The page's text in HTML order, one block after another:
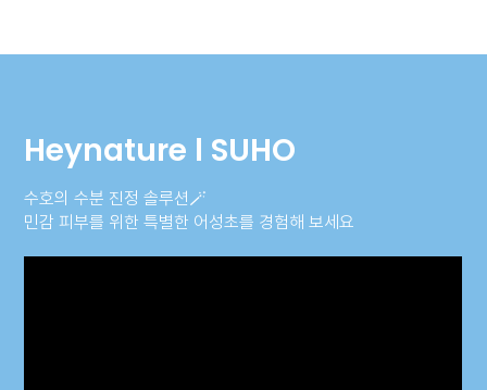
Heynature l SUHO
수호의 수분 진정 솔루션🪄
민감 피부를 위한 특별한 어성초를 경험해 보세요